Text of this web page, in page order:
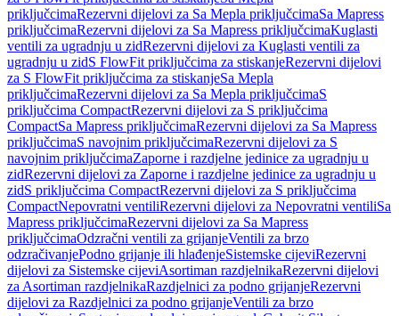
priključcimaRezervni dijelovi za Sa Mepla priključcimaSa Mapress
priključcimaRezervni dijelovi za Sa Mapress priključcimaKuglasti
ventili za ugradnju u zidRezervni dijelovi za Kuglasti ventili za
ugradnju u zidS FlowFit priključcima za stiskanjeRezervni dijelovi
za S FlowFit priključcima za stiskanjeSa Mepla
priključcimaRezervni dijelovi za Sa Mepla priključcimaS
priključcima CompactRezervni dijelovi za S priključcima
CompactSa Mapress priključcimaRezervni dijelovi za Sa Mapress
priključcimaS navojnim priključcimaRezervni dijelovi za S
navojnim priključcimaZaporne i razdjelne jedinice za ugradnju u
zidRezervni dijelovi za Zaporne i razdjelne jedinice za ugradnju u
zidS priključcima CompactRezervni dijelovi za S priključcima
CompactNepovratni ventiliRezervni dijelovi za Nepovratni ventiliSa
Mapress priključcimaRezervni dijelovi za Sa Mapress
priključcimaOdzračni ventili za grijanjeVentili za brzo
odzračivanjePodno grijanje ili hlađenjeSistemske cijeviRezervni
dijelovi za Sistemske cijeviAsortiman razdjelnikaRezervni dijelovi
za Asortiman razdjelnikaRazdjelnici za podno grijanjeRezervni
dijelovi za Razdjelnici za podno grijanjeVentili za brzo